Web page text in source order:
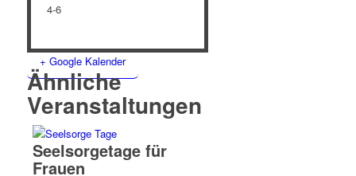
4-6
+ Google Kalender
Ähnliche
Veranstaltungen
Seelsorgetage für
Frauen